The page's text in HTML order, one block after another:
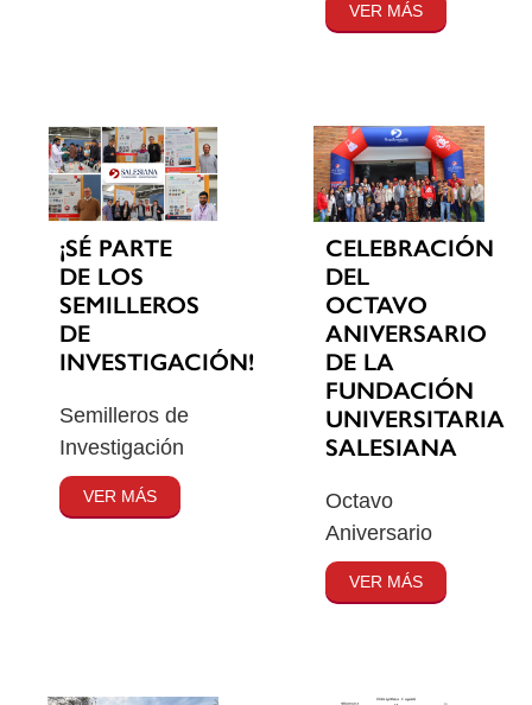
VER MÁS
¡SÉ PARTE
DE LOS
SEMILLEROS
DE
INVESTIGACIÓN!
Semilleros de
Investigación
VER MÁS
CELEBRACIÓN
DEL
OCTAVO
ANIVERSARIO
DE LA
FUNDACIÓN
UNIVERSITARIA
SALESIANA
Octavo
Aniversario
VER MÁS